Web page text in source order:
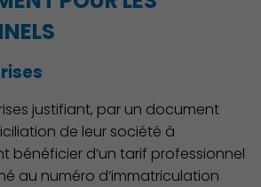
Action Sociale Solidarité
justifiant, par un document
de leur société à
bénéficier d’un tarif professionnel
au numéro d’immatriculation